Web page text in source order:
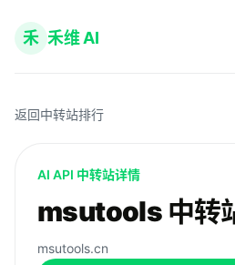
禾 禾维 AI
返回中转站排行
AI API 中转站详情
msutools 中转
msutools.cn